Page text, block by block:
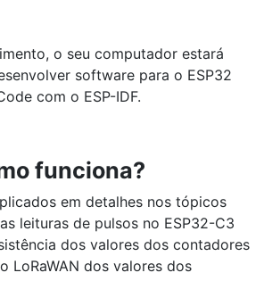
o seu computador estará
software para o ESP32
com o ESP-IDF.
funciona?
em detalhes nos tópicos
leituras de pulsos no ESP32-C3
dos valores dos contadores
LoRaWAN dos valores dos